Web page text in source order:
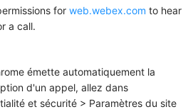
for web.webex.com to hear
a call.
émette automatiquement la
d'un appel, allez dans
et sécurité > Paramètres du site